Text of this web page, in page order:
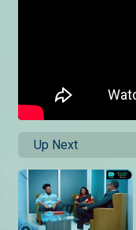
Up Next